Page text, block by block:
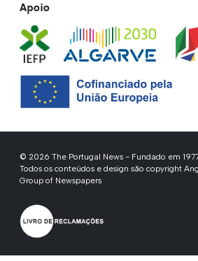
Apoio
© 2026 The Portugal News - Fundado em
Todos os conteúdos e design são copyright
Group of Newspapers